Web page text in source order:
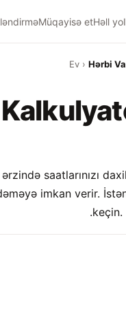
Həll
Müqayisə et
Ev › Hərbi
saatlarınızı
imkan verir.
keçin.